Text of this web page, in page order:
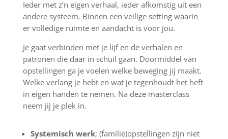
Ieder met z’n eigen verhaal, ieder afkomstig uit een
andere systeem. Binnen een veilige setting waarin
er volledige ruimte en aandacht is voor jou.
Je gaat verbinden met je lijf en de verhalen en
patronen die daar in schuil gaan. Doormiddel van
opstellingen ga je voelen welke beweging jij maakt.
Welke verlang je hebt en wat je tegenhoudt het heft
in eigen handen te nemen. Na deze masterclass
neem jij je plek in.
Systemisch werk; (familie)opstellingen zijn niet